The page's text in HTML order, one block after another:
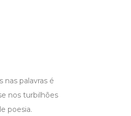
palavras é
nos turbilhões
poesia.